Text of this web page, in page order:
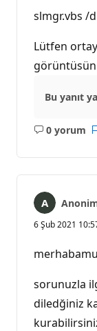
slmgr.vbs /
Lütfen
Bu yanıt
0 yorum
Açıklama
6 Şub 2021
sorunuzla
diledğiniz